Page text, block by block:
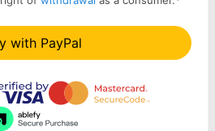
with PayPal